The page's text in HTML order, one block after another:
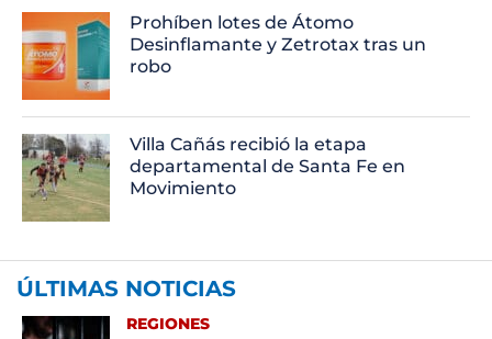
Prohíben lotes de Átomo
Desinflamante y Zetrotax tras un
robo
Villa Cañás recibió la etapa
departamental de Santa Fe en
Movimiento
ÚLTIMAS NOTICIAS
REGIONES